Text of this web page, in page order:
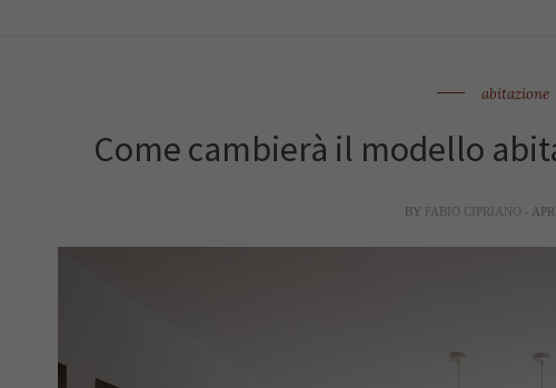
abitazione
Come cambierà il modello
BY FABIO CIPRIANO -